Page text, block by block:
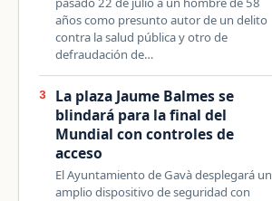
años como presunto autor de un delito
contra la salud pública y otro de
defraudación de…
3
La plaza Jaume Balmes se
blindará para la final del
Mundial con controles de
acceso
El Ayuntamiento de Gavà desplegará un
amplio dispositivo de seguridad con